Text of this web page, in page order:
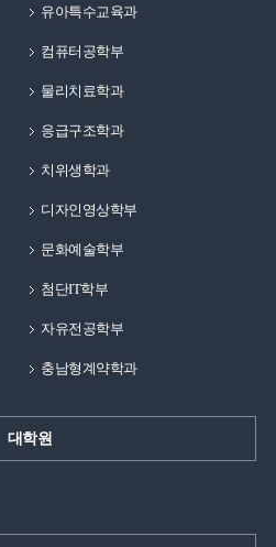
유아특수교육과
컴퓨터공학부
물리치료학과
응급구조학과
치위생학과
디자인영상학부
문화예술학부
첨단IT학부
자유전공학부
충남형계약학과
대학원